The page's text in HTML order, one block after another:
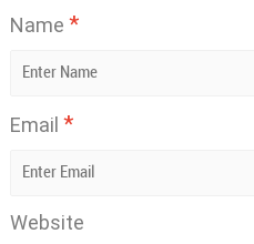
Name *
Email *
Website